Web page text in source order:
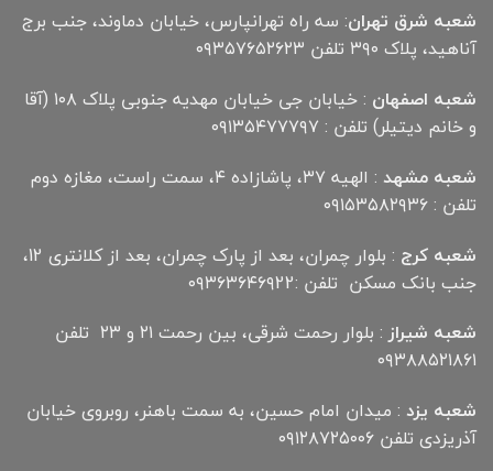
شعبه شرق تهران: سه راه تهرانپارس، خیابان دماوند، جنب برج
آناهید، پلاک ۳۹۰ تلفن ۰۹۳۵۷۶۵۲۶۲۳
شعبه اصفهان
: خیابان جی خیابان مهدیه جنوبی پلاک ۱۰۸ (آقا
و خانم دیتیلر) تلفن : ۰۹۱۳۵۴۷۷۷۹۷
شعبه مشهد
: الهیه ۳۷، پاشازاده ۴، سمت راست، مغازه دوم
تلفن : ۰۹۱۵۳۵۸۲۹۳۶
شعبه کرج
: بلوار چمران، بعد از پارک چمران، بعد از کلانتری 12،
جنب بانک مسکن تلفن :۰۹۳۶۳۶۴۶۹22
شعبه شیراز
: بلوار رحمت شرقی، بین رحمت ۲۱ و ۲۳ تلفن
۰۹۳۸۸۵۲۱۸۶۱
شعبه یزد : میدان امام حسین، به سمت باهنر، روبروی خیابان
آذریزدی تلفن ۰۹۱۲۸۷۲۵۰۰۶